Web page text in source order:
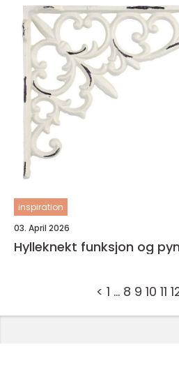
inspiration
03. April 2026
Hylleknekt funksjon
< 1 … 8 9 10 11